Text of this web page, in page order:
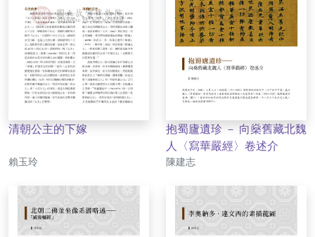
清朝公主的下嫁
作者
賴玉玲
抱蜀廬遺珍 － 向燊舊藏北魏
人〈寫華嚴經〉卷述介
作者
陳建志